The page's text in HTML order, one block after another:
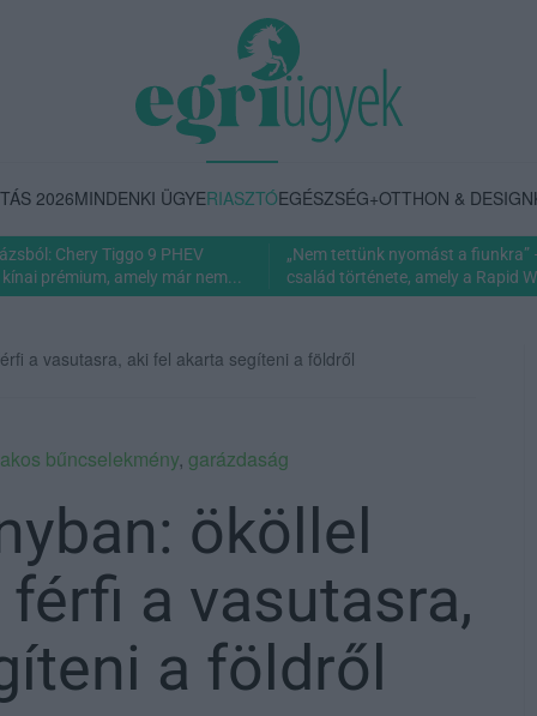
2026MINDENKI ÜGYERIASZTÓEGÉSZSÉG+OTTHON & DESIGN
Chery Tiggo 9 PHEV
prémium, amely már nem...
„Nem tettünk nyomást a fiunkra”
család története, amely a Rapid
a vasutasra, aki fel akarta segíteni a földről
bűncselekmény, garázdaság
ököllel
a vasutasra,
a földről